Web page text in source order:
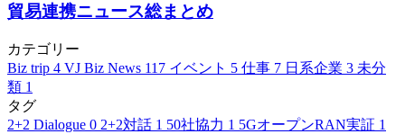
貿易連携ニュース総まとめ
カテゴリー
Biz trip 4 VJ Biz News 117 イベント 5 仕事 7 日系企業 3 未分
類 1
タグ
2+2 Dialogue 0 2+2対話 1 50社協力 1 5GオープンRAN実証 1